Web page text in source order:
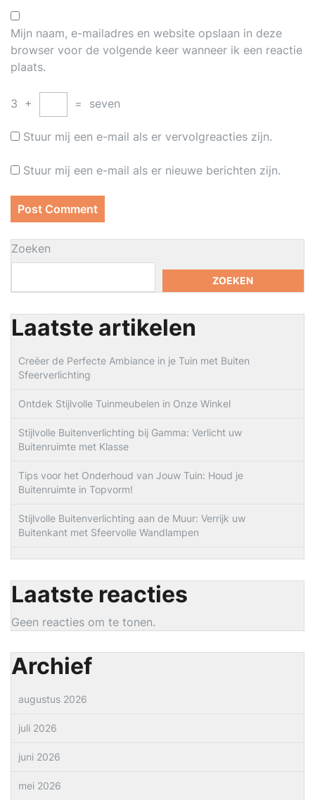
Mijn naam, e-mailadres en website opslaan in deze
browser voor de volgende keer wanneer ik een reactie
plaats.
3 + = seven
Stuur mij een e-mail als er vervolgreacties zijn.
Stuur mij een e-mail als er nieuwe berichten zijn.
Zoeken
ZOEKEN
Laatste artikelen
Creëer de Perfecte Ambiance in je Tuin met Buiten
Sfeerverlichting
Ontdek Stijlvolle Tuinmeubelen in Onze Winkel
Stijlvolle Buitenverlichting bij Gamma: Verlicht uw
Buitenruimte met Klasse
Tips voor het Onderhoud van Jouw Tuin: Houd je
Buitenruimte in Topvorm!
Stijlvolle Buitenverlichting aan de Muur: Verrijk uw
Buitenkant met Sfeervolle Wandlampen
Laatste reacties
Geen reacties om te tonen.
Archief
augustus 2026
juli 2026
juni 2026
mei 2026